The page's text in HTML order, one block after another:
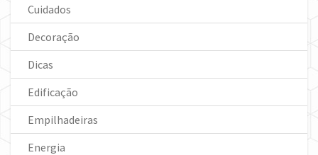
Cuidados
Decoração
Dicas
Edificação
Empilhadeiras
Energia